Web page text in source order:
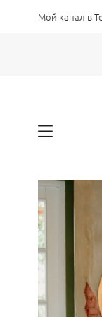
Telegram